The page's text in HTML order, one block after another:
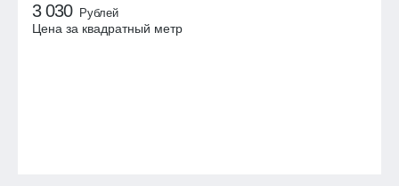
3 030 Рублей
Цена за квадратный метр